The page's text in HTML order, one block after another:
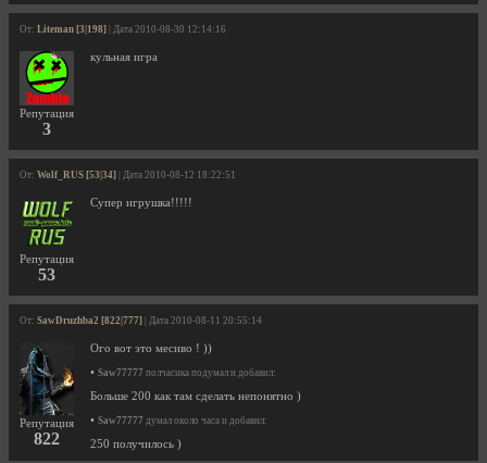
От: Liteman [3|198] | Дата 2010-08-30 12:14:16
Репутация
3
кульная игра
От: Wolf_RUS [53|34] | Дата 2010-08-12 18:22:51
Репутация
53
Супер игрушка!!!!!
От: SawDruzhba2 [822|777] | Дата 2010-08-11 20:55:14
Репутация
822
Ого вот это месиво ! ))
• Saw77777 полчасика подумал и добавил:
Больше 200 как там сделать непонятно )
• Saw77777 думал около часа и добавил:
250 получилось )